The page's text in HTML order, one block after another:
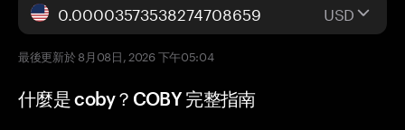
USD
最後更新於 8月08日, 2026 下午05:04
什麼是 coby？COBY 完整指南